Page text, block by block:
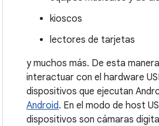
kioscos
lectores de tarjetas
y muchos más. De esta
interactuar con el hardware
dispositivos que ejecutan
Android. En el modo de host
dispositivos son cámaras